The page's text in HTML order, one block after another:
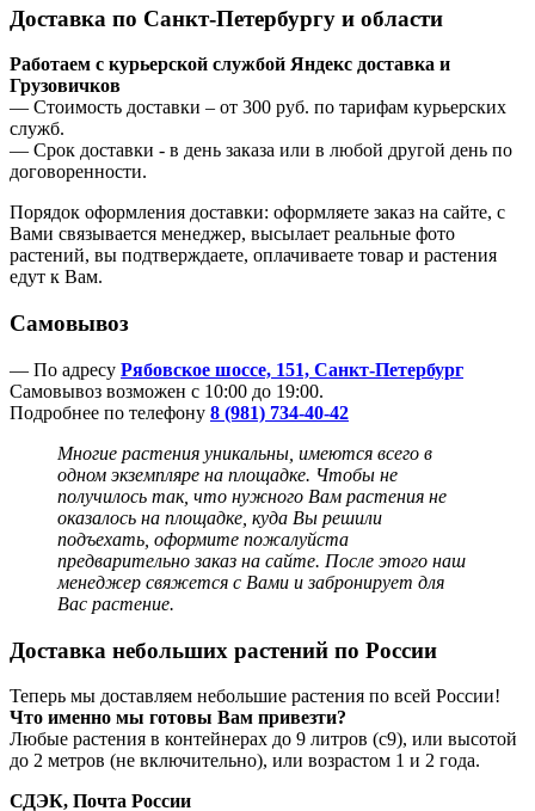
Доставка по Санкт-Петербургу и области
Работаем с курьерской службой Яндекс доставка и
Грузовичков
— Стоимость доставки – от 300 руб. по тарифам курьерских
служб.
— Срок доставки - в день заказа или в любой другой день по
договоренности.
Порядок оформления доставки: оформляете заказ на сайте, с
Вами связывается менеджер, высылает реальные фото
растений, вы подтверждаете, оплачиваете товар и растения
едут к Вам.
Самовывоз
— По адресу Рябовское шоссе, 151, Санкт-Петербург
Самовывоз возможен с 10:00 до 19:00.
Подробнее по телефону 8 (981) 734-40-42
Многие растения уникальны, имеются всего в
одном экземпляре на площадке. Чтобы не
получилось так, что нужного Вам растения не
оказалось на площадке, куда Вы решили
подъехать, оформите пожалуйста
предварительно заказ на сайте. После этого наш
менеджер свяжется с Вами и забронирует для
Вас растение.
Доставка небольших растений по России
Теперь мы доставляем небольшие растения по всей России!
Что именно мы готовы Вам привезти?
Любые растения в контейнерах до 9 литров (с9), или высотой
до 2 метров (не включительно), или возрастом 1 и 2 года.
СДЭК, Почта России